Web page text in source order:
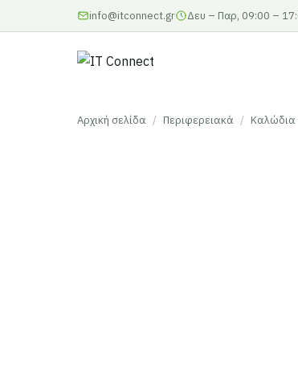
info@itconnect.gr Δευ – Παρ, 09:00 –
Αρχική σελίδα / Περιφερειακά / Καλώδια